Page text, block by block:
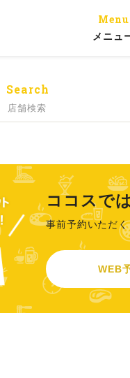
Menu
メニュ
Search
店舗検索
ココスで
事前予約いただ
WEB